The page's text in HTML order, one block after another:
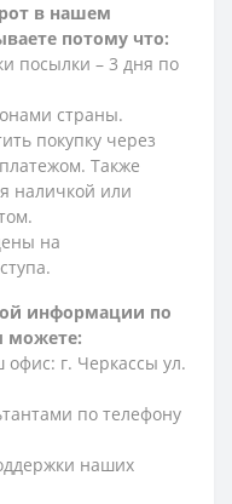
в нашем
потому что:
посылки – 3 дня по
страны.
покупку через
Также
наличкой или
на
информации по
можете:
г. Черкассы ул.
по телефону
наших